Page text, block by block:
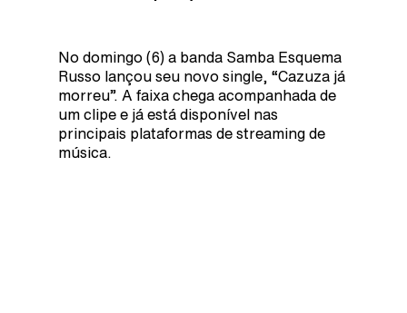
No domingo (6) a banda Samba Esquema
Russo lançou seu novo single, “Cazuza já
morreu”. A faixa chega acompanhada de
um clipe e já está disponível nas
principais plataformas de streaming de
música.